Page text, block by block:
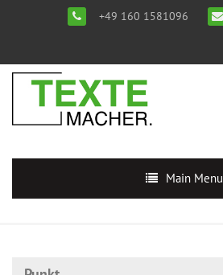
+49 160 1581096
Main Menu